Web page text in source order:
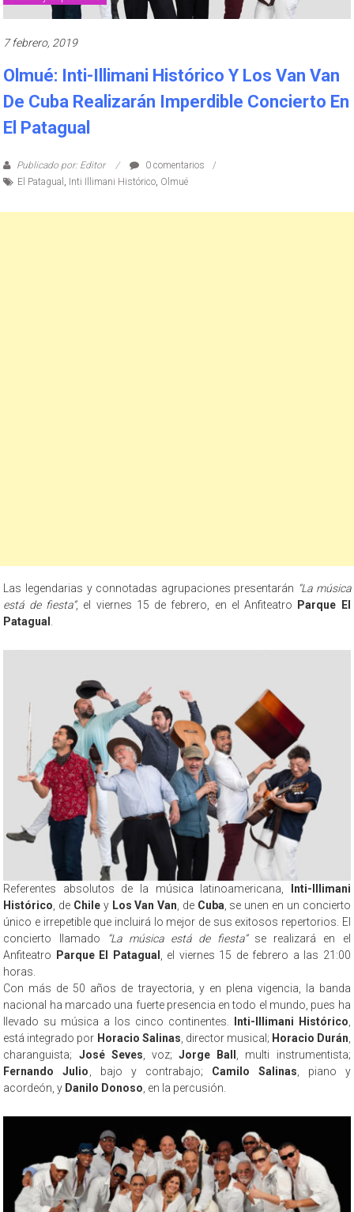
7 febrero, 2019
Olmué: Inti-Illimani Histórico Y Los Van Van
De Cuba Realizarán Imperdible Concierto En
El Patagual
Publicado por: Editor
0 comentarios
El Patagual
Inti Illimani Histórico Olmué
Las legendarias y connotadas agrupaciones presentarán “La música
está de fiesta”, el viernes 15 de febrero, en el Anfiteatro
Parque El
Patagual
Referentes absolutos de la música latinoamericana,
Inti-Illimani
Histórico, de Chile y Los Van Van, de Cuba, se unen en un concierto
único e irrepetible que incluirá lo mejor de sus exitosos repertorios. El
concierto llamado
“La música está de fiesta”se realizará en el
Anfiteatro
Parque El Patagual , el viernes 15 de febrero a las 21:00
horas.
Con más de 50 años de trayectoria, y en plena vigencia, la banda
nacional ha marcado una fuerte presencia en todo el mundo, pues ha
llevado su música a los cinco continentes.
Inti-Illimani Histórico,
está integrado por Horacio Salinas, director musical; Horacio Durán,
charanguista; José Seves, voz;Jorge Ball , multi instrumentista;
Fernando Julio, bajo y contrabajo; Camilo Salinas, piano y
acordeón, y Danilo Donoso, en la percusión.